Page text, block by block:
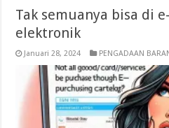
Tak semuanya bisa di
elektronik
Januari 28, 2024 PENGADAAN